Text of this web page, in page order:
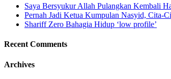
Saya Bersyukur Allah Pulangkan Kembali
Pernah Jadi Ketua Kumpulan Nasyid, Cita-
Shariff Zero Bahagia Hidup ‘low profile’
Recent Comments
Archives